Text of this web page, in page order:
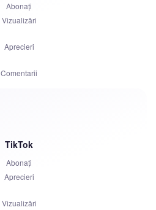
Comentarii
Abonați
Vizualizări
Aprecieri
Comentarii
TikTok
Abonați
Aprecieri
Vizualizări